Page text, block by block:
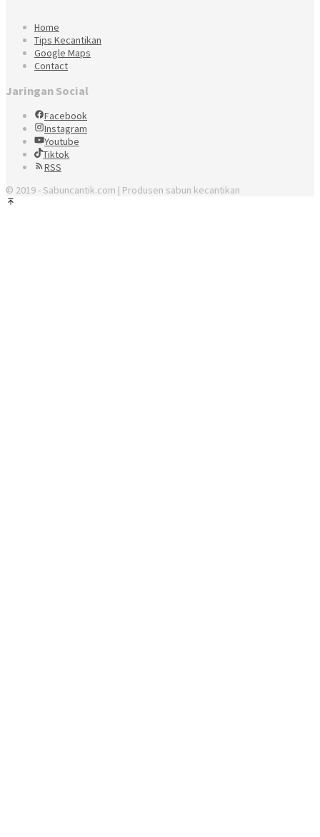
Home
Tips Kecantikan
Google Maps
Contact
Jaringan Social
Facebook
Instagram
Youtube
Tiktok
RSS
© 2019 - Sabuncantik.com | Produsen sabun kecantikan